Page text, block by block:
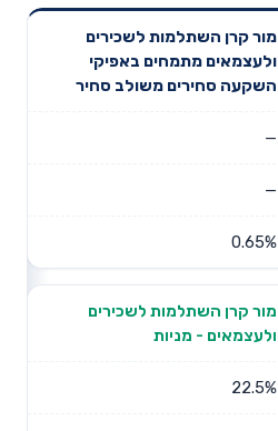
שנתית 3
תשואה
שנתית 5
שנים
מור קרן השתלמות לשכירים
ולעצמאים מתמחים באפיקי
השקעה סחירים משולב סחיר
—
—
0.65%
מור קרן השתלמות לשכירים
ולעצמאים - מניות
22.5%